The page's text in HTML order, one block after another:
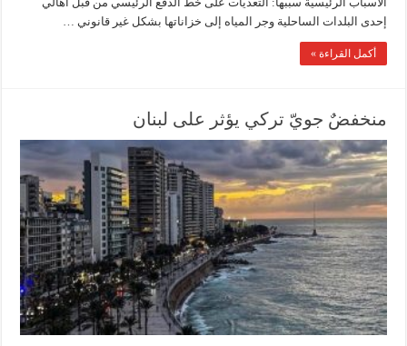
إحدى البلدات الساحلية وجر المياه إلى خزاناتها بشكل غير قانوني …
أكمل القراءة »
منخفضٌ جويّ تركي يؤثر على لبنان